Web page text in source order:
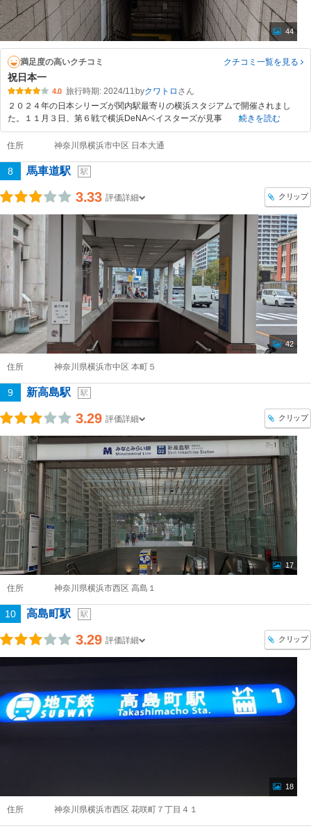
44
満足度の高いクチコミ クチコミ一覧を見る
祝日本一
4.0 旅行時期: 2024/11 byクワトロ
２０２４年の日本シリーズが関内駅最寄りの横浜スタジアムで開催されまし
た。１１月３日、第６戦で横浜DeNAベイスターズが見事
続きを読む
住所 神奈川県横浜市中区 日本大通
8 馬車道駅 駅
3.33 評価詳細 クリップ
42
住所 神奈川県横浜市中区 本町５
9 新高島駅 駅
3.29 評価詳細 クリップ
17
住所 神奈川県横浜市西区 高島１
10 高島町駅 駅
3.29 評価詳細 クリップ
18
住所 神奈川県横浜市西区 花咲町７丁目４１